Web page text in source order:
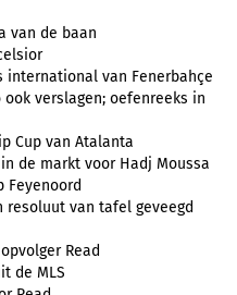
van de baan
international van Fenerbahçe
ook verslagen; oefenreeks in
Cup van Atalanta
de markt voor Hadj Moussa
Feyenoord
resoluut van tafel geveegd
Read
de MLS